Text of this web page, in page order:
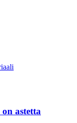
astetta